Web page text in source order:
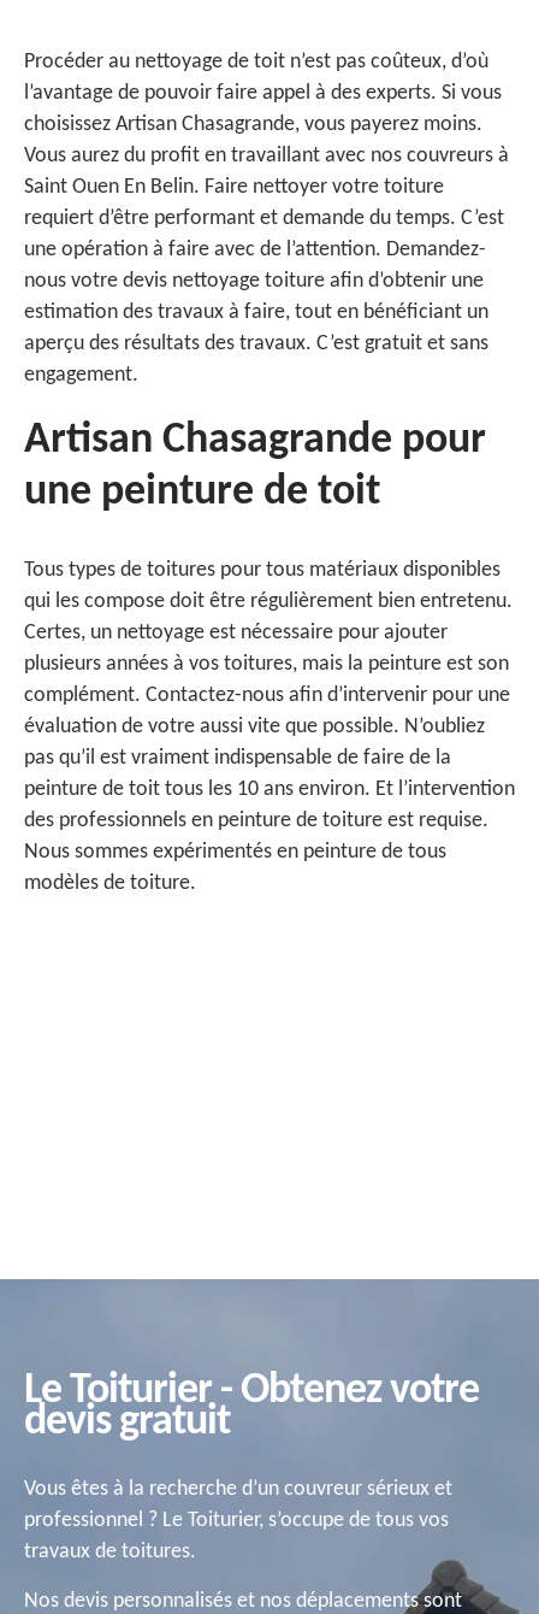
Procéder au nettoyage de toit n’est pas coûteux, d’où
l’avantage de pouvoir faire appel à des experts. Si vous
choisissez Artisan Chasagrande, vous payerez moins.
Vous aurez du profit en travaillant avec nos couvreurs à
Saint Ouen En Belin. Faire nettoyer votre toiture
requiert d’être performant et demande du temps. C’est
une opération à faire avec de l’attention. Demandez-
nous votre devis nettoyage toiture afin d’obtenir une
estimation des travaux à faire, tout en bénéficiant un
aperçu des résultats des travaux. C’est gratuit et sans
engagement.
Artisan Chasagrande pour
une peinture de toit
Tous types de toitures pour tous matériaux disponibles
qui les compose doit être régulièrement bien entretenu.
Certes, un nettoyage est nécessaire pour ajouter
plusieurs années à vos toitures, mais la peinture est son
complément. Contactez-nous afin d’intervenir pour une
évaluation de votre aussi vite que possible. N’oubliez
pas qu’il est vraiment indispensable de faire de la
peinture de toit tous les 10 ans environ. Et l’intervention
des professionnels en peinture de toiture est requise.
Nous sommes expérimentés en peinture de tous
modèles de toiture.
Le Toiturier - Obtenez votre
devis gratuit
Vous êtes à la recherche d’un couvreur sérieux et
professionnel ? Le Toiturier, s’occupe de tous vos
travaux de toitures.
Nos devis personnalisés et nos déplacements sont